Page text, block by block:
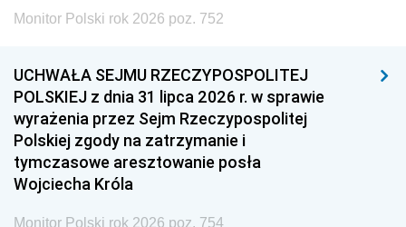
Monitor Polski rok 2026 poz. 752
UCHWAŁA SEJMU RZECZYPOSPOLITEJ
POLSKIEJ z dnia 31 lipca 2026 r. w sprawie
wyrażenia przez Sejm Rzeczypospolitej
Polskiej zgody na zatrzymanie i
tymczasowe aresztowanie posła
Wojciecha Króla
Monitor Polski rok 2026 poz. 754